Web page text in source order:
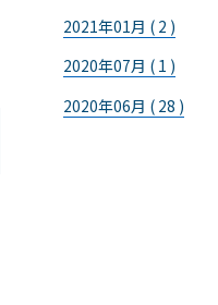
2021年01月 ( 2 )
2020年07月 ( 1 )
2020年06月 ( 28 )